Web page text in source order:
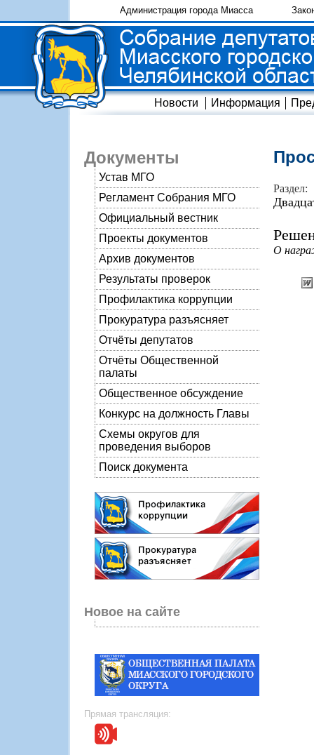
Администрация города Миасса
Новости Информация
Документы
Устав МГО
Регламент Собрания МГО
Официальный вестник
Проекты документов
Архив документов
Результаты проверок
Профилактика коррупции
Прокуратура разъясняет
Отчёты депутатов
Отчёты Общественной
палаты
Общественное обсуждение
Конкурс на должность Главы
Схемы округов для
проведения выборов
Поиск документа
Новое на сайте
Прямая трансляция:
Раздел:
О